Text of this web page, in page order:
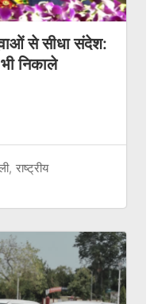
से सीधा संदेश:
निकाले
, राष्ट्रीय